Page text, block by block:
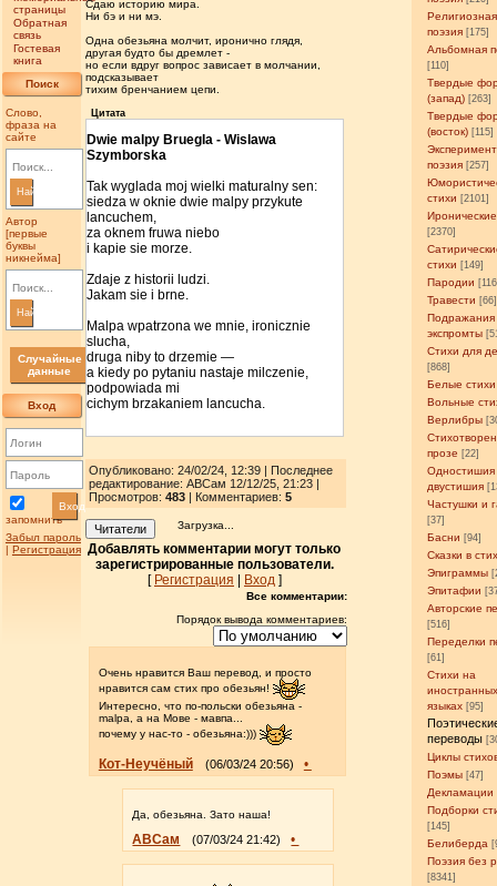
страницы
Обратная
связь
Гостевая
книга
Поиск
Слово,
фраза на
сайте
Найти
Автор
[первые
буквы
никнейма]
Найти
Случайные
данные
Вход
запомнить
Вход
Забыл пароль
| Регистрация
Религиозная
поэзия [175]
Альбомная
[110]
Твердые
(запад) [263]
Твердые
(восток) [115]
поэзия [257]
стихи [2101]
[2370]
стихи [149]
Пародии
Травести [66]
Подражания
экспромты
Стихи для
[868]
Белые стихи
Вольные
Верлибры
прозе [22]
Одностишия
двустишия
Частушки и
[37]
Басни [94]
Сказки в
Эпиграммы
Эпитафии
Авторские
[516]
Переделки
[61]
Стихи на
языках [95]
переводы
Циклы
Поэмы [47]
Декламации
Подборки
[145]
Белиберда
Поэзия без
[8341]
Сдаю историю мира.
Ни бэ и ни мэ.
Одна обезьяна молчит, иронично глядя,
другая будто бы дремлет -
но если вдруг вопрос зависает в молчании,
подсказывает
тихим бренчанием цепи.
Цитата
Dwie malpy Bruegla - Wislawa
Szymborska
Tak wyglada moj wielki maturalny sen:
siedza w oknie dwie malpy przykute
lancuchem,
za oknem fruwa niebo
i kapie sie morze.
Zdaje z historii ludzi.
Jakam sie i brne.
Malpa wpatrzona we mnie, ironicznie
slucha,
druga niby to drzemie —
a kiedy po pytaniu nastaje milczenie,
podpowiada mi
cichym brzakaniem lancucha.
Опубликовано: 24/02/24, 12:39 | Последнее
редактирование: АВСам 12/12/25, 21:23 |
Просмотров: 483| Комментариев: 5
Читатели Загрузка...
Добавлять комментарии могут только
зарегистрированные пользователи.
[ Регистрация Вход]
Все комментарии:
Порядок вывода комментариев:
Очень нравится Ваш перевод, и просто
нравится сам стих про обезьян!
Интересно, что по-польски обезьяна -
malpa, а на Мове - мавпа...
почему у нас-то - обезьяна:)))
Кот-Неучёный (06/03/24 20:56) •
Да, обезьяна. Зато наша!
АВСам (07/03/24 21:42) •